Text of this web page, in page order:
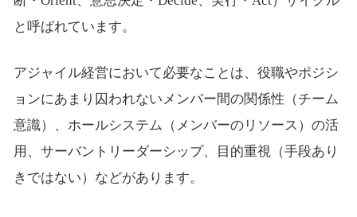
と呼ばれています。
アジャイル経営において必要なことは、役職やポジシ
ョンにあまり囚われないメンバー間の関係性（チーム
意識）、ホールシステム（メンバーのリソース）の活
用、サーバントリーダーシップ、目的重視（手段あり
きではない）などがあります。